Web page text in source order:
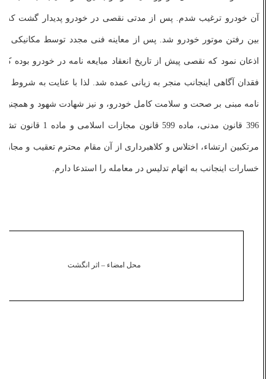
آن خودرو ترغیب شدم. پس از مدتی نقصی در خودرو پدیدار گشت که
بین رفتن موتور خودرو شد. پس از معاینه فنی مجدد توسط مکانیکی
اذعان نمود که نقصی پیش از تاریخ انعقاد مبایعه­ نامه در خودرو بوده که
396 قانون مدنی، ماده 599 قانون
مرتکبین ارتشاء، اختلاس و کلاهبرداری از آن مقام محترم تعقیب و
خسارات اینجانب به اتهام تدلیس در معامله را استدعا دارم.
محل امضاء – اثر انگشت